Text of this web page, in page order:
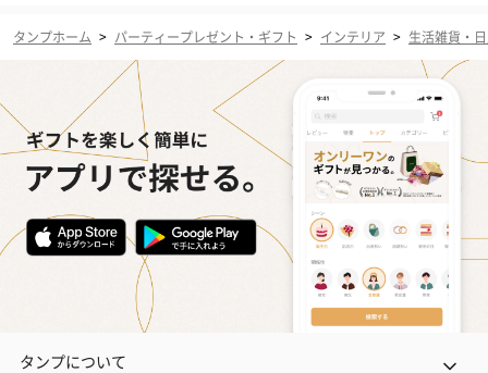
タンプホーム > パーティープレゼント・ギフト > インテリア > 生活雑貨・
タンプについて